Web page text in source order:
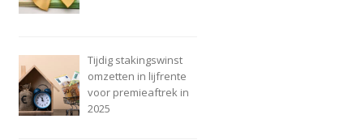
Tijdig stakingswinst
omzetten in lijfrente
voor premieaftrek in
2025